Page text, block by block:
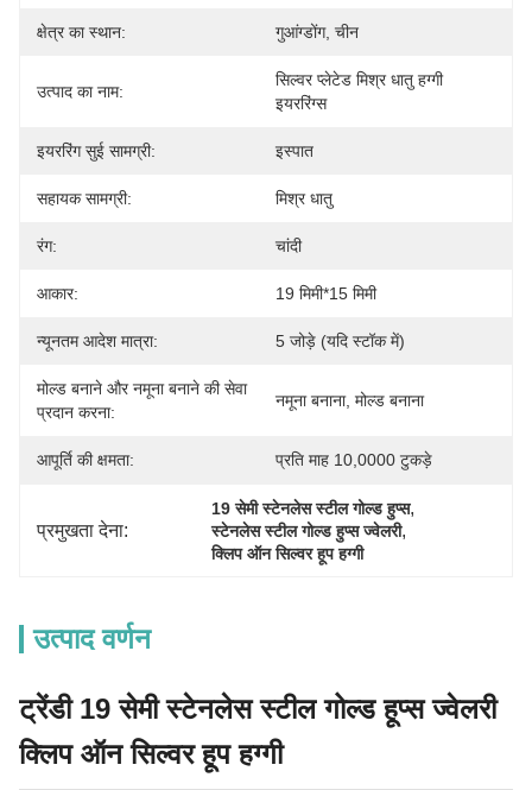
क्षेत्र का स्थान: गुआंग्डोंग, चीन
उत्पाद का नाम:
सिल्वर प्लेटेड मिश्र धातु हग्गी
इयररिंग्स
इयररिंग सुई सामग्री: इस्पात
सहायक सामग्री: मिश्र धातु
रंग: चांदी
आकार: 19 मिमी*15 मिमी
न्यूनतम आदेश मात्रा: 5 जोड़े (यदि स्टॉक में)
मोल्ड बनाने और नमूना बनाने की सेवा
प्रदान करना:
नमूना बनाना, मोल्ड बनाना
आपूर्ति की क्षमता: प्रति माह 10,0000 टुकड़े
प्रमुखता देना:
19 सेमी स्टेनलेस स्टील गोल्ड हुप्स,
स्टेनलेस स्टील गोल्ड हुप्स ज्वेलरी,
क्लिप ऑन सिल्वर हूप हग्गी
उत्पाद वर्णन
ट्रेंडी 19 सेमी स्टेनलेस स्टील गोल्ड हूप्स ज्वेलरी
क्लिप ऑन सिल्वर हूप हग्गी